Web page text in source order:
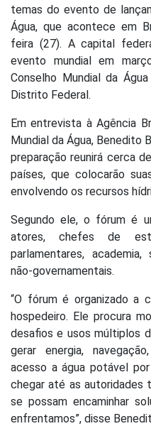
temas do evento de
Água, que acontece em
feira (27). A capital
evento mundial em
Conselho Mundial da
Distrito Federal.
Em entrevista à Agência
Mundial da Água, Benedito
preparação reunirá cerca
países, que colocarão
envolvendo os recursos
Segundo ele, o fórum é
atores, chefes de
parlamentares,
não-governamentais.
“O fórum é organizado a
hospedeiro. Ele procura
desafios e usos múltiplos
gerar energia,
acesso a água potável
chegar até as autoridades
se possam encaminhar
enfrentamos”, disse